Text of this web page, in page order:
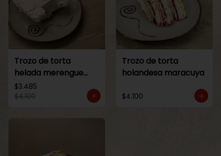
Trozo de torta
helada merengue
lucuma
$3.485
$4.100
Trozo de torta
holandesa maracuya
$4.100